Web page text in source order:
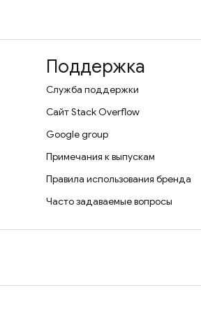
Поддержка
Служба поддержки
Сайт Stack Overflow
Google group
Примечания к выпускам
Правила использования бренда
Часто задаваемые вопросы